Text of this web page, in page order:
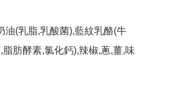
肪酵素,氯化鈣),辣椒,蔥,薑,味